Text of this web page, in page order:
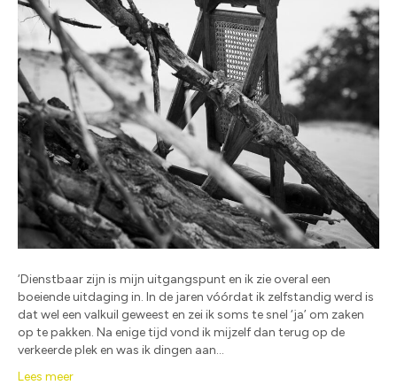
‘Dienstbaar zijn is mijn uitgangspunt en ik zie overal een
boeiende uitdaging in. In de jaren vóórdat ik zelfstandig werd is
dat wel een valkuil geweest en zei ik soms te snel ‘ja’ om zaken
op te pakken. Na enige tijd vond ik mijzelf dan terug op de
verkeerde plek en was ik dingen aan…
Lees meer